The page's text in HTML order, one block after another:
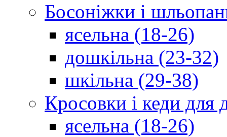
Босоніжки і
ясельна (18-26)
дошкільна (23-32)
шкільна (29-38)
Кросовки і кеди для
ясельна (18-26)